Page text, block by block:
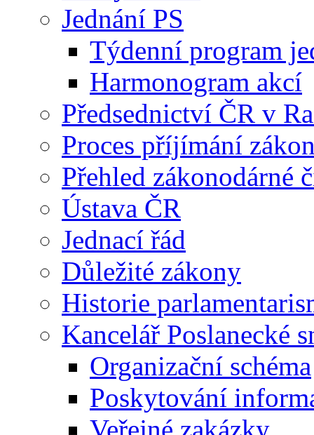
Jednání PS
Týdenní program
Harmonogram akcí
Předsednictví ČR v
Proces příjímání
Přehled zákonodárné
Ústava ČR
Jednací řád
Důležité zákony
Historie
Kancelář Poslanecké
Organizační schéma
Poskytování
Veřejné zakázky